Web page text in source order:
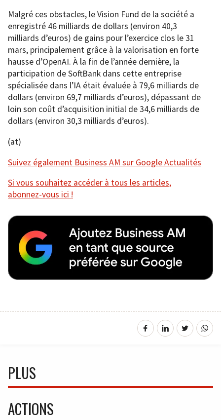
Malgré ces obstacles, le Vision Fund de la société a
enregistré 46 milliards de dollars (environ 40,3
milliards d’euros) de gains pour l’exercice clos le 31
mars, principalement grâce à la valorisation en forte
hausse d’OpenAI. À la fin de l’année dernière, la
participation de SoftBank dans cette entreprise
spécialisée dans l’IA était évaluée à 79,6 milliards de
dollars (environ 69,7 milliards d’euros), dépassant de
loin son coût d’acquisition initial de 34,6 milliards de
dollars (environ 30,3 milliards d’euros).
(at)
Suivez également Business AM sur Google Actualités
Si vous souhaitez accéder à tous les articles,
abonnez-vous ici !
PLUS
ACTIONS